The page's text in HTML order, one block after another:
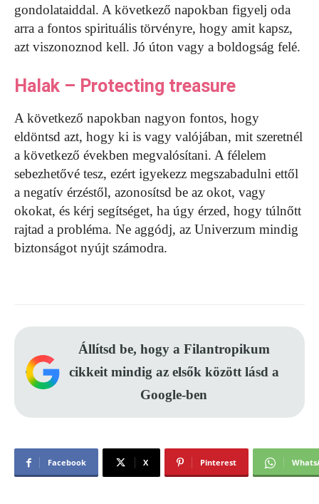
gondolataiddal. A következő napokban figyelj oda
arra a fontos spirituális törvényre, hogy amit kapsz,
azt viszonoznod kell. Jó úton vagy a boldogság felé.
Halak – Protecting treasure
A következő napokban nagyon fontos, hogy
eldöntsd azt, hogy ki is vagy valójában, mit szeretnél
a következő években megvalósítani. A félelem
sebezhetővé tesz, ezért igyekezz megszabadulni ettől
a negatív érzéstől, azonosítsd be az okot, vagy
okokat, és kérj segítséget, ha úgy érzed, hogy túlnőtt
rajtad a probléma. Ne aggódj, az Univerzum mindig
biztonságot nyújt számodra.
Állítsd be, hogy a Filantropikum
cikkeit mindig az elsők között lásd a
Google-ben
Facebook X Pinterest